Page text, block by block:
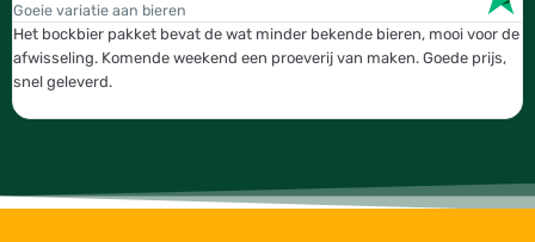
Goeie variatie aan bieren
Het bockbier pakket bevat de wat minder bekende bieren, mooi voor de
afwisseling. Komende weekend een proeverij van maken. Goede prijs,
snel geleverd.